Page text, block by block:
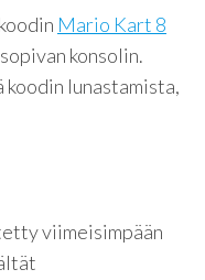
Mario Kart 8
konsolin.
lunastamista,
viimeisimpään